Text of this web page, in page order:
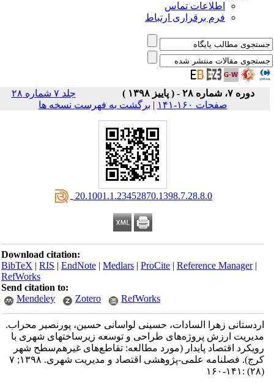
اطلاعات تماس
فرم برقراری ارتباط
دوره ۷، شماره ۲۸ - ( پاییز ۱۳۹۸ )
جلد ۷ شماره ۲۸
صفحات ۱۶۰-۱۴۱
| برگشت به فهرست نسخه ها
‎ 20.1001.1.23452870.1398.7.28.8.0
Download citation:
BibTeX|RIS|EndNote|Medlars|ProCite|Reference Manager
RefWorks
Send citation to:
Mendeley
Zotero RefWorks
اردستانی زهرا السادات، حسینی لواسانی حسین، پورنصیر محراب.
مدیریت ارزش پروژه‌های طراحی و توسعه زیرساخت‎های شهری با
رویکرد اقتصاد پایدار (مورد مطالعه: تقاطع‌های غیرهم‌سطح شهر
کرج). فصلنامه علمی-پژوهشی اقتصاد و مدیریت شهری. ۱۳۹۸; ۷